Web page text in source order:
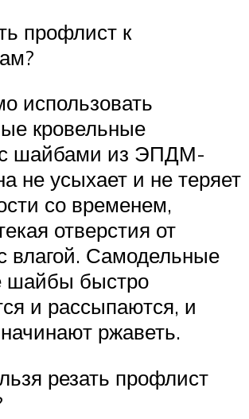
профлист к
использовать
кровельные
шайбами из ЭПДМ-
не усыхает и не теряет
со временем,
отверстия от
влагой. Самодельные
шайбы быстро
и рассыпаются, и
ржаветь.
резать профлист